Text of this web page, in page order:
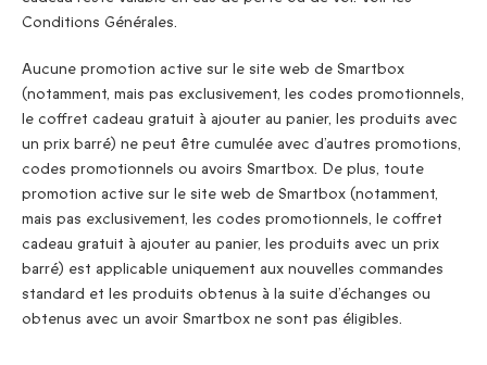
Conditions Générales.
Aucune promotion active sur le site web de Smartbox
(notamment, mais pas exclusivement, les codes promotionnels,
le coffret cadeau gratuit à ajouter au panier, les produits avec
un prix barré) ne peut être cumulée avec d’autres promotions,
codes promotionnels ou avoirs Smartbox. De plus, toute
promotion active sur le site web de Smartbox (notamment,
mais pas exclusivement, les codes promotionnels, le coffret
cadeau gratuit à ajouter au panier, les produits avec un prix
barré) est applicable uniquement aux nouvelles commandes
standard et les produits obtenus à la suite d’échanges ou
obtenus avec un avoir Smartbox ne sont pas éligibles.